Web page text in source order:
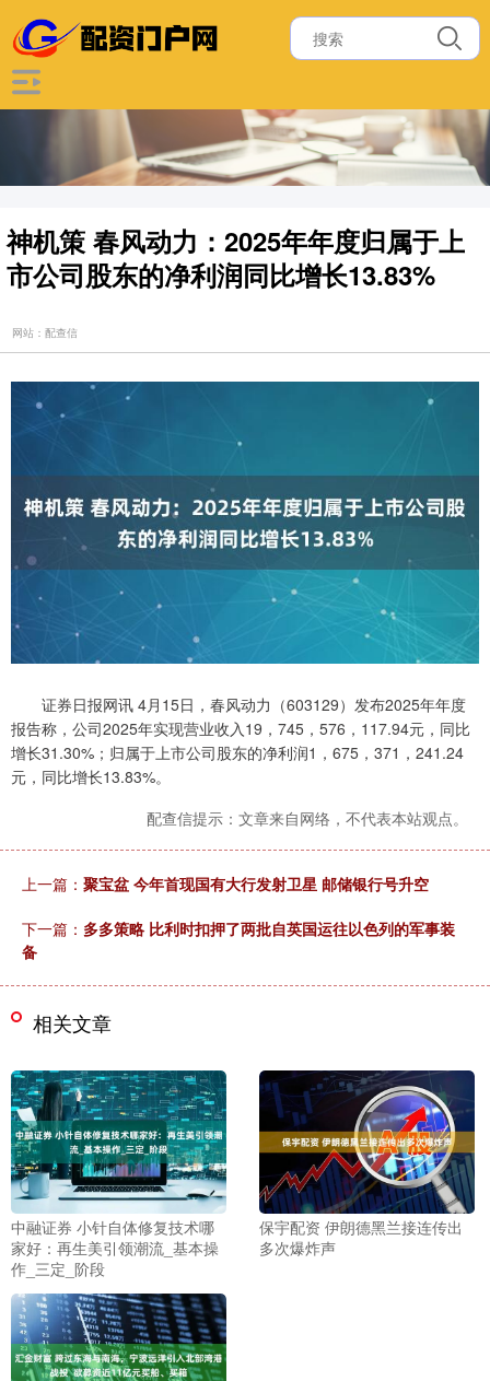
神机策 春风动力：2025年年度归属于上
市公司股东的净利润同比增长13.83%
网站：配查信
证券日报网讯 4月15日，春风动力（603129）发布2025年年度
报告称，公司2025年实现营业收入19，745，576，117.94元，同比
增长31.30%；归属于上市公司股东的净利润1，675，371，241.24
元，同比增长13.83%。
配查信提示：文章来自网络，不代表本站观点。
上一篇： 聚宝盆 今年首现国有大行发射卫星 邮储银行号升空
下一篇： 多多策略 比利时扣押了两批自英国运往以色列的军事装
备
相关文章
中融证券 小针自体修复技术哪
家好：再生美引领潮流_基本操
作_三定_阶段
保宇配资 伊朗德黑兰接连传出
多次爆炸声